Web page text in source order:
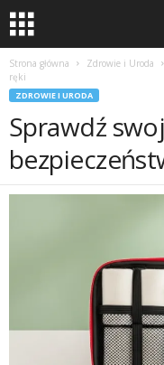
Strona główna Zdrowie i Uroda
ręki
ZDROWIE I URODA
Sprawdź